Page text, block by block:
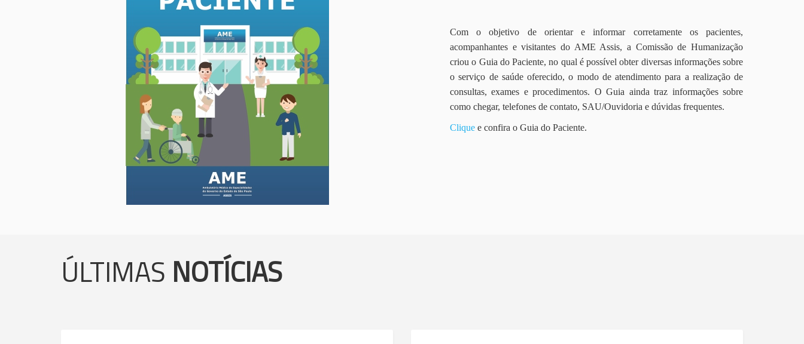
Com o objetivo de orientar e informar corretamente os pacientes,
acompanhantes e visitantes do AME Assis, a Comissão de Humanização
criou o Guia do Paciente, no qual é possível obter diversas informações sobre
o serviço de saúde oferecido, o modo de atendimento para a realização de
consultas, exames e procedimentos. O Guia ainda traz informações sobre
como chegar, telefones de contato, SAU/Ouvidoria e dúvidas frequentes.
Clique e confira o Guia do Paciente.
ÚLTIMAS NOTÍCIAS